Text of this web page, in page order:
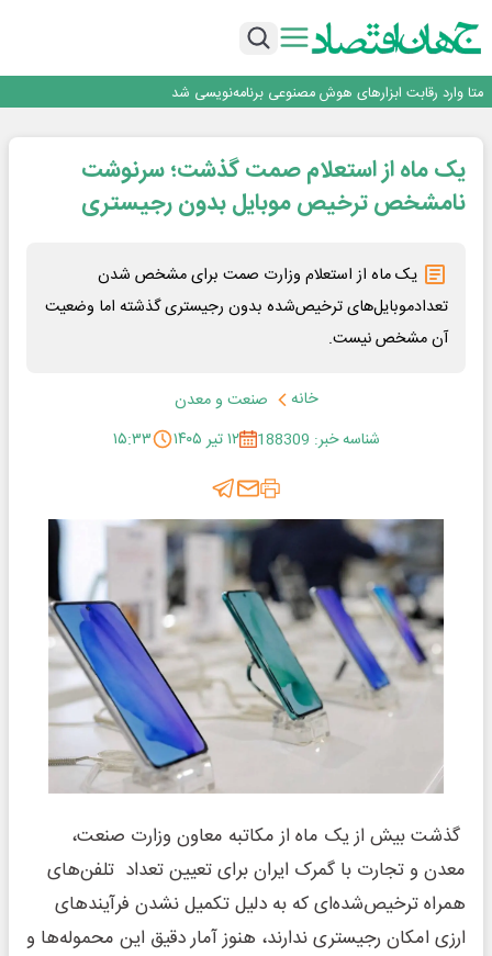
جمنای دستیار اصلی گوشی‌های اندرویدی می‌شود
متا وارد رقابت ابزارهای هوش مصنوعی برنامه‌نویسی شد
بانک تجارت، تأمین‌کننده مالی پروژه بازسازی فازهای ۴ و ۵ پارس حنوبی
جمنای دستیار اصلی گوشی‌های اندرویدی می‌شود
یک ماه از استعلام صمت گذشت؛ سرنوشت
نامشخص ترخیص موبایل‌ بدون رجیستری
یک ماه از استعلام وزارت صمت برای مشخص شدن
تعدادموبایل‌های ترخیص‌شده بدون رجیستری گذشته اما وضعیت
آن مشخص نیست.
خانه
صنعت و معدن
شناسه خبر: 188309
۱۲ تیر ۱۴۰۵ ۱۵:۳۳
گذشت بیش از یک ماه از مکاتبه معاون وزارت صنعت،
معدن و تجارت با گمرک ایران برای تعیین تعداد تلفن‌های
همراه ترخیص‌شده‌ای که به دلیل تکمیل نشدن فرآیندهای
ارزی امکان رجیستری ندارند، هنوز آمار دقیق این محموله‌ها و